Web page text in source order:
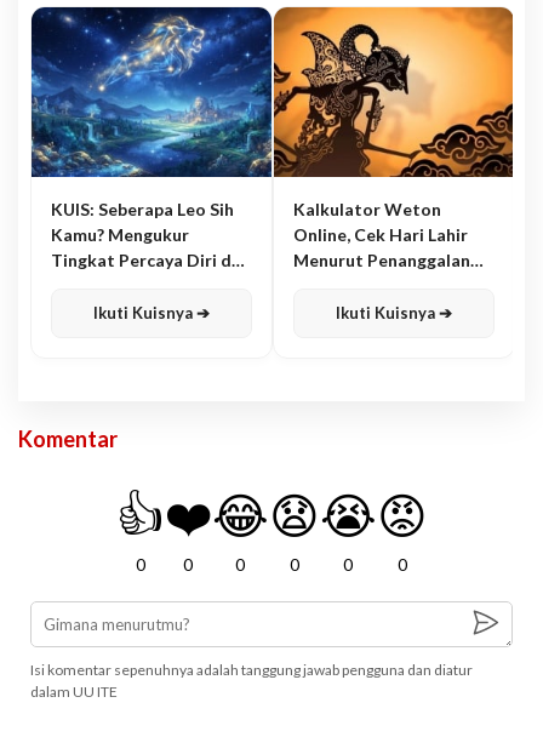
KUIS: Seberapa Leo Sih
Kamu? Mengukur
Tingkat Percaya Diri dan
Ikuti Kuisnya ➔
Kalkulator Weton
Online, Cek Hari Lahir
Menurut Penanggalan
Ikuti Kuisnya ➔
Komentar
👍
0
❤️
0
😂
0
😧
0
😭
0
😡
0
Isi komentar sepenuhnya adalah tanggung jawab pengguna dan diatur
dalam UU ITE